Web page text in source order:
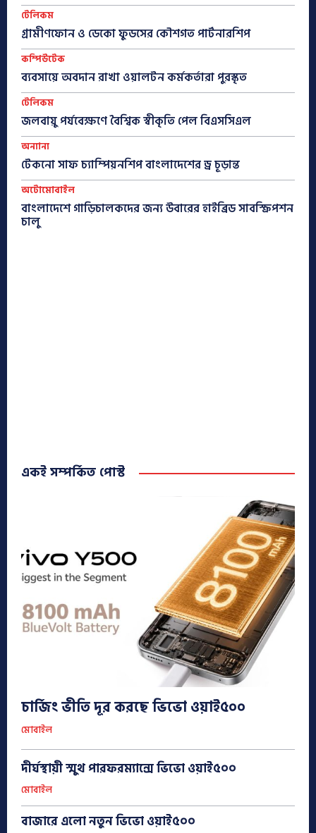
টেলিকম
গ্রামীণফোন ও ডেকো ফুডসের কৌশগত পার্টনারশিপ
কম্পিউটেক
ব্যবসায়ে অবদান রাখা ওয়ালটন কর্মকর্তারা পুরস্কৃত
টেলিকম
জলবায়ু পর্যবেক্ষণে বৈশ্বিক স্বীকৃতি পেল বিএসসিএল
অন্যান্য
টেকনো সাফ চ্যাম্পিয়নশিপ বাংলাদেশের ড্র চূড়ান্ত
অটোমোবাইল
বাংলাদেশে গাড়িচালকদের জন্য উবারের হাইব্রিড সাবস্ক্রিপশন
চালু
একই সম্পর্কিত পোস্ট
চার্জিং ভীতি দূর করছে ভিভো ওয়াই৫০০
মোবাইল
দীর্ঘস্থায়ী স্মুথ পারফরম্যান্সে ভিভো ওয়াই৫০০
মোবাইল
বাজারে এলো নতুন ভিভো ওয়াই৫০০